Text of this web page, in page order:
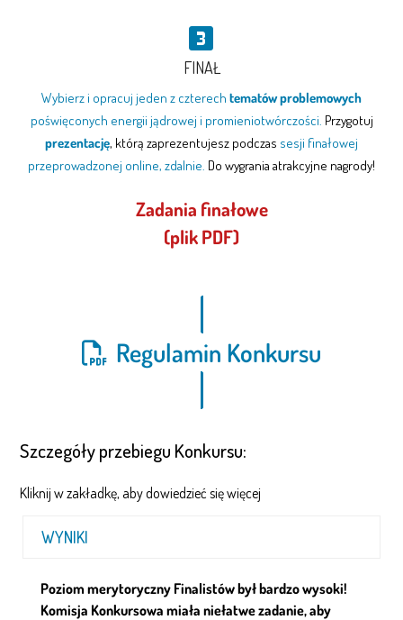
FINAŁ
Wybierz i opracuj jeden z czterech tematów problemowych
poświęconych energii jądrowej i promieniotwórczości. Przygotuj
prezentację, którą zaprezentujesz podczas sesji finałowej
przeprowadzonej online, zdalnie. Do wygrania atrakcyjne nagrody!
Zadania finałowe
(plik PDF)
Regulamin Konkursu
Szczegóły przebiegu Konkursu:
Kliknij w zakładkę, aby dowiedzieć się więcej
WYNIKI
Poziom merytoryczny Finalistów był bardzo wysoki!
Komisja Konkursowa miała niełatwe zadanie, aby